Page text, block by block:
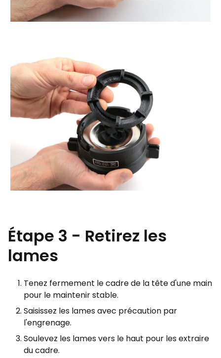
Étape 3 - Retirez les
lames
Tenez fermement le cadre de la tête d'une main
pour le maintenir stable.
Saisissez les lames avec précaution par
l'engrenage.
Soulevez les lames vers le haut pour les extraire
du cadre.